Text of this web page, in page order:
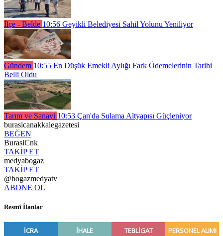
İlçe - Belde 10:56 Geyikli Belediyesi Sahil Yolunu Yeniliyor
Gündem 10:55 En Düşük Emekli Aylığı Fark Ödemelerinin Tarihi
Belli Oldu
Tarım ve Sanayi 10:53 Çan'da Sulama Altyapısı Güçleniyor
burasicanakkalegazetesi
BEĞEN
BurasiCnk
TAKİP ET
medyabogaz
TAKİP ET
@bogazmedyatv
ABONE OL
Resmî İlanlar